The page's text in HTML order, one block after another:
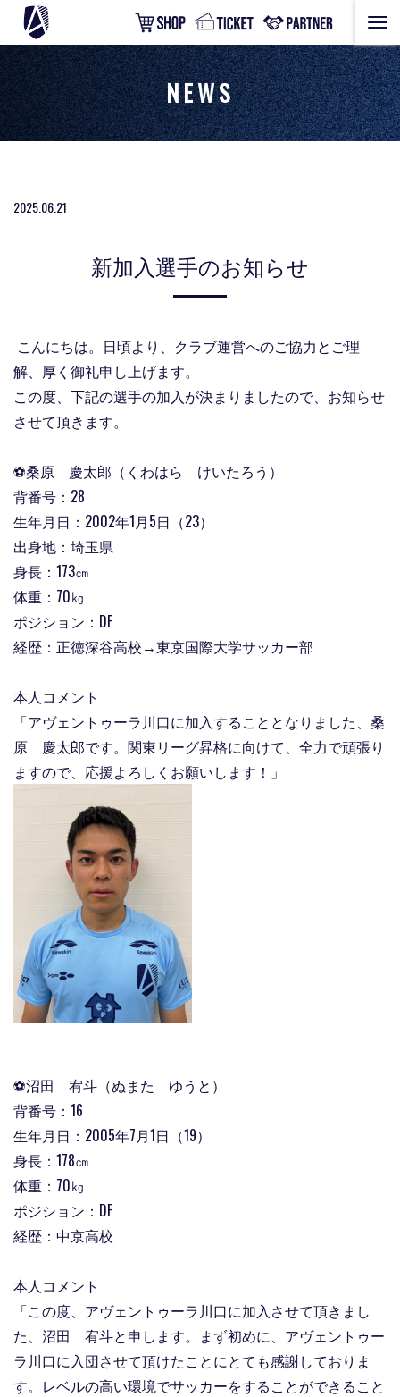
NEWS
2025.06.21
新加入選手のお知らせ
こんにちは。日頃より、クラブ運営へのご協力とご理
解、厚く御礼申し上げます。
この度、下記の選手の加入が決まりましたので、お知らせ
させて頂きます。
⚽桑原 慶太郎 （くわはら けいたろう）
背番号：28
生年月日：2002年1月5日（23）
出身地：埼玉県
身長：173㎝
体重：70㎏
ポジション：DF
経歴：正徳深谷高校→東京国際大学サッカー部
本人コメント
「アヴェントゥーラ川口に加入することとなりました、 桑
原 慶太郎です。関東リーグ昇格に向けて、全力で頑張り
ますので、応援よろしくお願いします！ 」
⚽沼田 宥斗（ぬまた ゆうと）
背番号：16
生年月日：2005年7月1日（19）
身長：178㎝
体重：70㎏
ポジション：DF
経歴：中京高校
本人コメント
「この度、アヴェントゥーラ川口に加入させて頂きまし
た、沼田 宥斗と申します。まず初めに、アヴェントゥー
ラ川口に入団させて頂けたことにとても感謝しておりま
す。レベルの高い環境でサッカーをすることができること